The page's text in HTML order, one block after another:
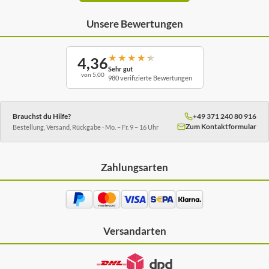
Unsere Bewertungen
4,36
von 5,00
★ ★ ★ ★ ★
Sehr gut
980 verifizierte Bewertungen
Brauchst du Hilfe?
Bestellung, Versand, Rückgabe · Mo. – Fr. 9 – 16 Uhr
+49 371 240 80 916
Zum Kontaktformular
Zahlungsarten
Versandarten